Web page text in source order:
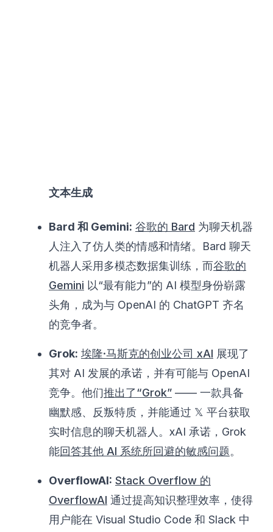
文本生成
Bard 和 Gemini: 谷歌的 Bard 为聊天机器
人注入了仿人类的情感和情绪。Bard 聊天
机器人采用多模态数据集训练，而谷歌的
Gemini 以“最有能力”的 AI 模型身份崭露
头角，成为与 OpenAI 的 ChatGPT 齐名
的竞争者。
Grok: 埃隆·马斯克的创业公司 xAI 展现了
其对 AI 发展的承诺，并有可能与 OpenAI
竞争。他们推出了“Grok” —— 一款具备
幽默感、反叛特质，并能通过 𝕏 平台获取
实时信息的聊天机器人。xAI 承诺，Grok
能回答其他 AI 系统所回避的敏感问题。
OverflowAI: Stack Overflow 的
OverflowAI 通过提高知识整理效率，使得
用户能在 Visual Studio Code 和 Slack 中